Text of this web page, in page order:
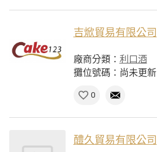
吉焮貿易有限公司
廠商分類： 利口酒
攤位號碼：尚未更新
0
醴久貿易有限公司